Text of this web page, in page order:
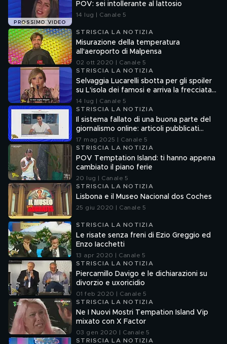
PROSSIMO VIDEO
POV: sei intollerante al lattosio
14 lug | Canale 5
STRISCIA LA NOTIZIA
Misurazione della temperatura
all'aeroporto di Malpensa
02 ott 2020 | Canale 5
STRISCIA LA NOTIZIA
Selvaggia Lucarelli sbotta per gli spoiler
su L'isola dei famosi e arriva la frecciata
di Fedez
14 lug | Canale 5
STRISCIA LA NOTIZIA
Il sistema fallato di una buona parte del
giornalismo online: articoli pubblicati
senza la verifica delle fonti
17 mag 2025 | Canale 5
STRISCIA LA NOTIZIA
POV Temptation Island: ti hanno appena
cambiato il piano ferie
20 lug | Canale 5
STRISCIA LA NOTIZIA
Lisbona e il Museo Nacional dos Coches
25 giu 2020 | Canale 5
STRISCIA LA NOTIZIA
Le risate senza freni di Ezio Greggio ed
Enzo Iacchetti
13 apr 2020 | Canale 5
STRISCIA LA NOTIZIA
Piercamillo Davigo e le dichiarazioni su
divorzio e uxoricidio
01 feb 2020 | Canale 5
STRISCIA LA NOTIZIA
Ne I Nuovi Mostri Tempation Island Vip
mixato con X Factor
03 gen 2020 | Canale 5
STRISCIA LA NOTIZIA